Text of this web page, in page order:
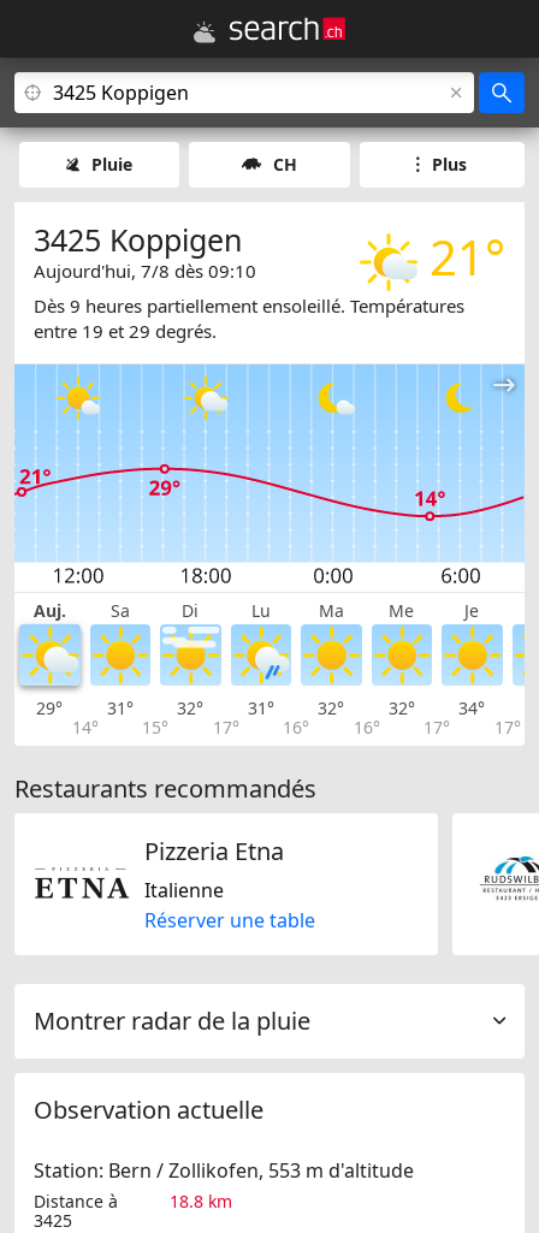
Pluie CH Plus
21°
3425 Koppigen
Aujourd'hui, 7/8 dès 09:10
Dès 9 heures partiellement ensoleillé. Températures
entre 19 et 29 degrés.
Auj. Sa Di Lu Ma Me Je
29°
14°
31°
15°
32°
17°
31°
16°
32°
16°
32°
17°
34°
17°
Restaurants recommandés
Pizzeria Etna
Italienne
Réserver une table
Montrer radar de la pluie
Observation actuelle
Station: Bern / Zollikofen, 553 m d'altitude
Distance à
3425
18.8 km